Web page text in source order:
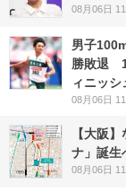
08月06日
男子
勝敗退
ィニッシ
08月06日
【大阪
ナ」誕生
08月06日